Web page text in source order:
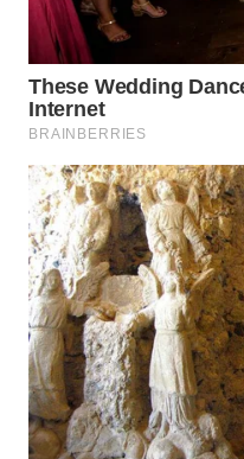
SUKABUMI
WN
PURWAKARTA
WN
PRIANGAN
TIMUR
WN
SEMARANG
WN
SOLO
WN